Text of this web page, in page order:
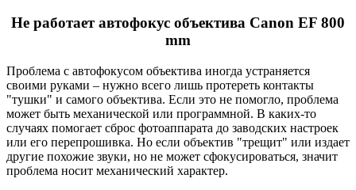
Не работает автофокус объектива Canon EF 800
mm
Проблема с автофокусом объектива иногда устраняется
своими руками – нужно всего лишь протереть контакты
"тушки" и самого объектива. Если это не помогло, проблема
может быть механической или программной. В каких-то
случаях помогает сброс фотоаппарата до заводских настроек
или его перепрошивка. Но если объектив "трещит" или издает
другие похожие звуки, но не может сфокусироваться, значит
проблема носит механический характер.